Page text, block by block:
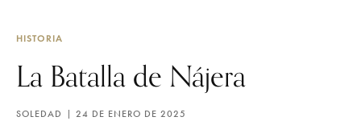
HISTORIA
La Batalla de Nájera
SOLEDAD 24 DE ENERO DE 2025